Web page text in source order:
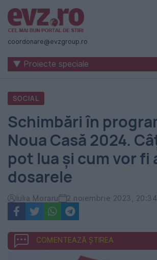
Știri
naționale
internaționale
România
-
Evenimentul
Zilei
coordonare@evzgroup.ro
▼ Proiecte speciale
SOCIAL
Schimbări în
Noua Casă 2024.
pot lua și cum vor fi
dosarele
Iulia Moraru 2 noiembrie 2023, 20:34
COMENTEAZĂ ȘTIREA